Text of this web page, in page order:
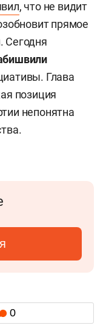
, что не видит
прямое
Сегодня
Глава
позиция
непонятна
0